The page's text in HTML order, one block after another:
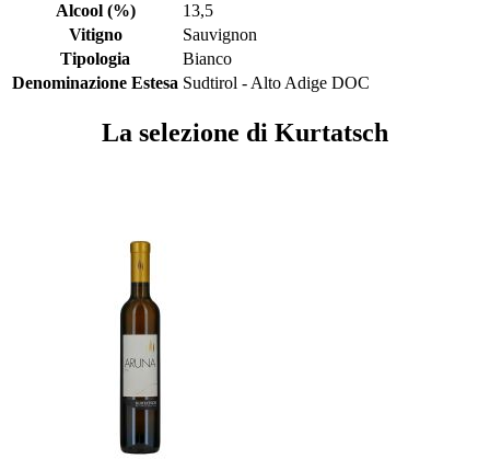
Alcool (%)
13,5
Vitigno
Sauvignon
Tipologia
Bianco
Denominazione Estesa Sudtirol - Alto Adige DOC
La selezione di Kurtatsch